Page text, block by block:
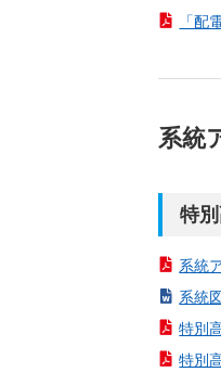
「配
系統
特
系統
系統
特別
特別